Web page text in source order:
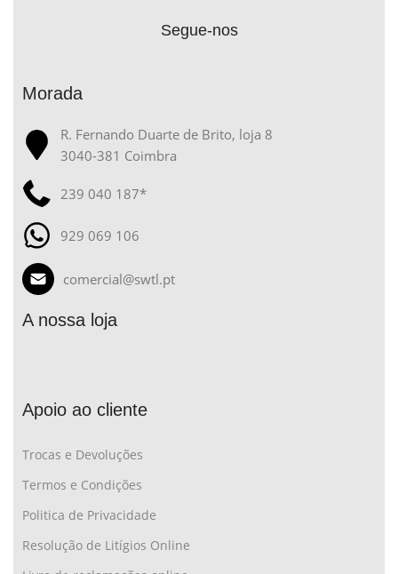
Segue-nos
Morada
R. Fernando Duarte de Brito, loja 8
3040-381 Coimbra
239 040 187*
929 069 106
comercial@swtl.pt
A nossa loja
Apoio ao cliente
Trocas e Devoluções
Termos e Condições
Politica de Privacidade
Resolução de Litígios Online